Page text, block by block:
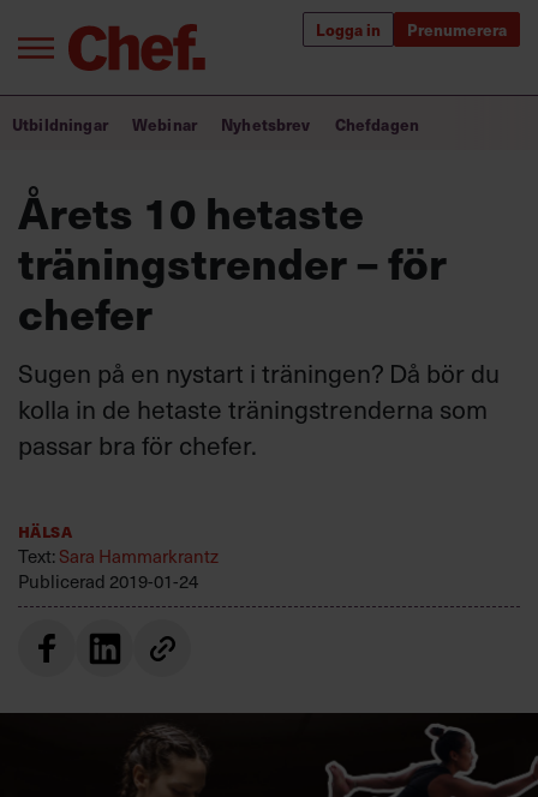
Logga in Prenumerera
Annonsera
Kundservice
Villkor och policy för
personuppgiftsbehandling
Bra ledare förändrar världen
Utbildning för ledare
Chefakademin+
Utbildningar Webinar Nyhetsbrev Chefdagen
Årets 10 hetaste
träningstrender – för
chefer
Sugen på en nystart i träningen? Då bör du
kolla in de hetaste träningstrenderna som
passar bra för chefer.
Hälsa
Text: Sara Hammarkrantz
Publicerad 2019-01-24